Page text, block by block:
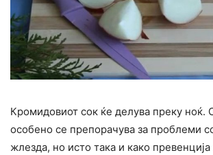
Кромидовиот сок ќе делува преку ноќ.
особено се препорачува за проблеми
жлезда, но исто така и како